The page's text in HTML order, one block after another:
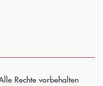
Rechte vorbehalten